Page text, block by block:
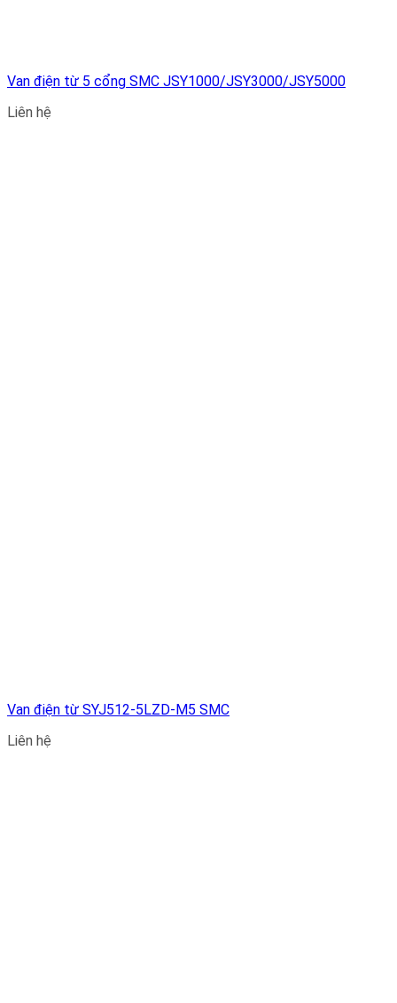
Van điện từ 5 cổng SMC JSY1000/JSY3000/JSY5000
Liên hệ
Van điện từ SYJ512-5LZD-M5 SMC
Liên hệ